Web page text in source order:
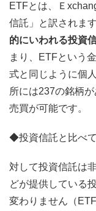
ETFとは、Ｅ
信託」と訳されます
的にいわれる投資
まり、ETFという
式と同じように個
所には237の銘柄
売買が可能です。
◆投資信託と比べ
対して投資信託は
どが提供している
変わりません（